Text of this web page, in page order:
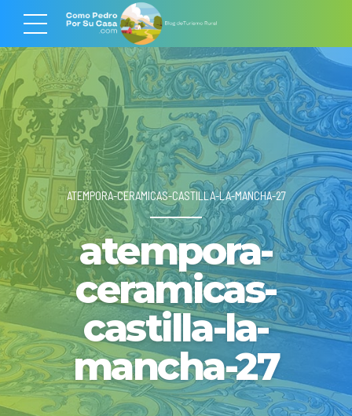
ATEMPORA-CERAMICAS-CASTILLA-LA-MANCHA-27
atempora-
ceramicas-
castilla-la-
mancha-27